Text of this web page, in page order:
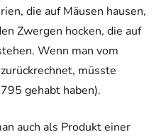
die auf Mäusen hausen,
Zwergen hocken, die auf
Wenn man vom
müsste
gehabt haben).
auch als Produkt einer